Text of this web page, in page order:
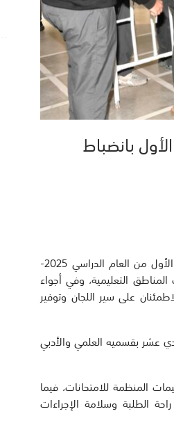
بانضباط
انتهت اليوم الاثنين اختبارات المرحلة الثانوية للصفين العاشر والحادي عشر للفصل الدراسي الأول من العام الدراسي 2025-
التعليمية، وفي أجواء
على سير اللجان وتوفير
عشر بقسميه العلمي والأدبي
المنظمة للامتحانات، فيما
الطلبة وسلامة الإجراءات